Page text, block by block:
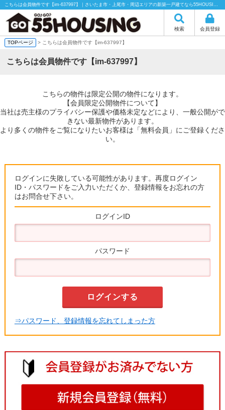
こちらは会員物件です【im-637997】｜さいたま市・上尾市・周辺エリアの新築一戸建てなら55HOUSING（55ハウジング）にお任せください！
検索 会員登録
TOPページ > こちらは会員物件です【im-637997】
こちらは会員物件です【im-637997】
こちらの物件は限定公開の物件になります。
【会員限定公開物件について】
当社は売主様のプライバシー保護や価格未定などにより、一般公開がで
きない最新物件があります。
より多くの物件をご覧になりたいお客様は「無料会員」にご登録くださ
い。
ログインに失敗している可能性があります。再度ログイン
ID・パスワードをご入力いただくか、登録情報をお忘れの方
はお問合せ下さい。
ログインID
パスワード
⇒パスワード、登録情報を忘れてしまった方